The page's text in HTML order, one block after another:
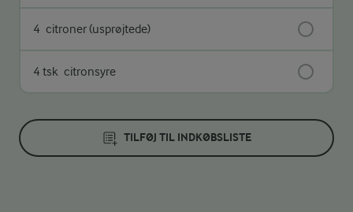
4 citroner (usprøjtede)
4 tsk citronsyre
TILFØJ TIL INDKØBSLISTE